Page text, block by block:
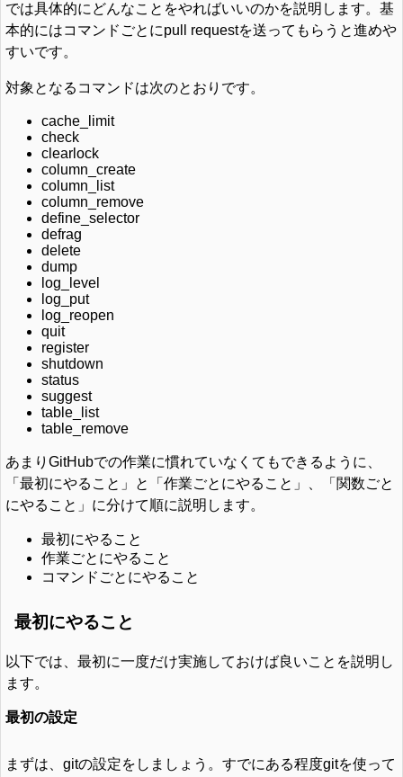
では具体的にどんなことをやればいいのかを説明します。基
本的にはコマンドごとにpull requestを送ってもらうと進めや
すいです。
対象となるコマンドは次のとおりです。
cache_limit
check
clearlock
column_create
column_list
column_remove
define_selector
defrag
delete
dump
log_level
log_put
log_reopen
quit
register
shutdown
status
suggest
table_list
table_remove
あまりGitHubでの作業に慣れていなくてもできるように、
「最初にやること」と「作業ごとにやること」、「関数ごと
にやること」に分けて順に説明します。
最初にやること
作業ごとにやること
コマンドごとにやること
最初にやること
以下では、最初に一度だけ実施しておけば良いことを説明し
ます。
最初の設定
まずは、gitの設定をしましょう。すでにある程度gitを使って